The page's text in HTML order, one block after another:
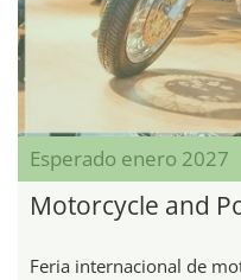
Esperado enero 2027
Motorcycle and
Feria internacional de